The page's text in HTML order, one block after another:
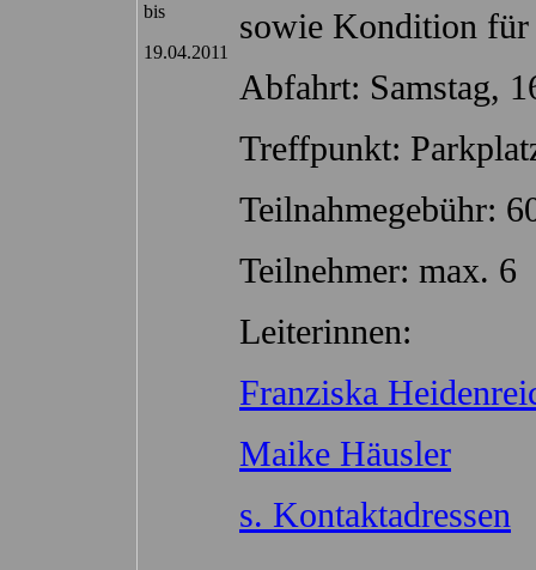
bis
19.04.2011
sowie Kondition
Abfahrt: Samstag,
Treffpunkt:
Teilnahmegebühr:
Teilnehmer: max. 6
Leiterinnen:
Franziska
Maike Häusler
s. Kontaktadressen